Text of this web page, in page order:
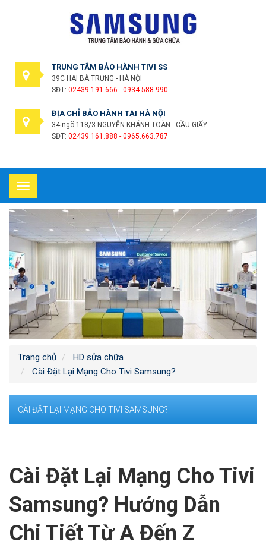
TRUNG TÂM BẢO HÀNH TIVI SS
39C HAI BÀ TRƯNG - HÀ NỘI
SĐT: 02439.191.666 - 0934.588.990
ĐỊA CHỈ BẢO HÀNH TẠI HÀ NỘI
34 ngõ 118/3 NGUYỄN KHÁNH TOÀN - CẦU GIẤY
SĐT: 02439.161.888 - 0965.663.787
Toggle
navigation
Trang chủ
HD sửa chữa
Cài Đặt Lại Mạng Cho Tivi Samsung?
CÀI ĐẶT LẠI MẠNG CHO TIVI SAMSUNG?
Cài Đặt Lại Mạng Cho Tivi
Samsung? Hướng Dẫn
Chi Tiết Từ A Đến Z